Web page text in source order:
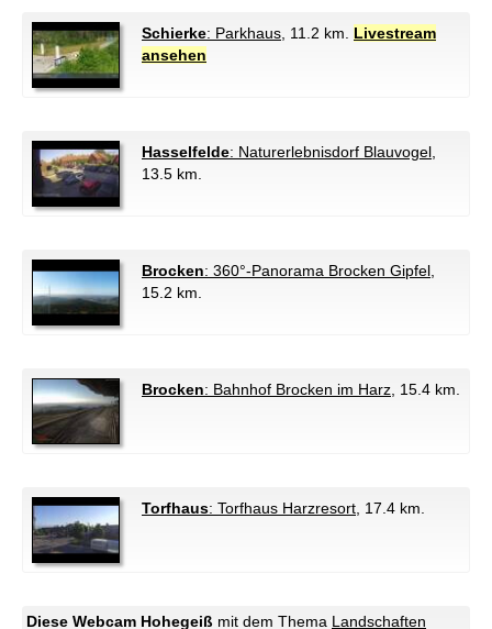
Schierke: Parkhaus , 11.2 km. Livestream
ansehen
Hasselfelde: Naturerlebnisdorf Blauvogel
13.5 km.
Brocken: 360°-Panorama Brocken Gipfel
15.2 km.
Brocken: Bahnhof Brocken im Harz , 15.4 km.
Torfhaus: Torfhaus Harzresort , 17.4 km.
Diese Webcam Hohegeiß mit dem Thema Landschaften